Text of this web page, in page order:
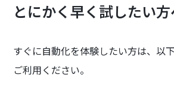
とにかく早く試したい
すぐに自動化を体験したい方は、以
ご利用ください。